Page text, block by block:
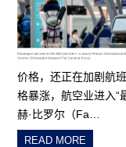
价格，还正在加剧航
格暴涨，航空业进入“
赫·比罗尔（Fa…
READ MORE